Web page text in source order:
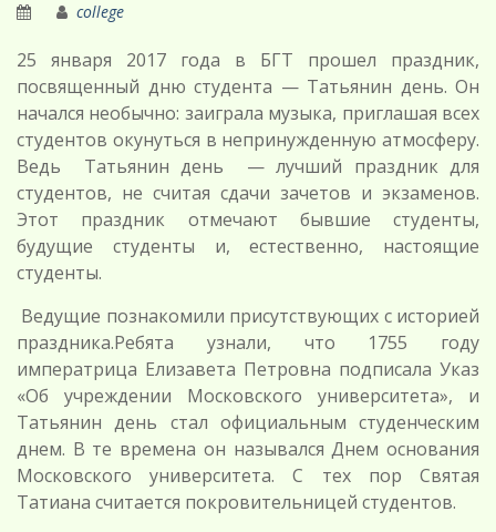
college
25 января 2017 года в БГТ прошел праздник,
посвященный дню студента — Татьянин день. Он
начался необычно: заиграла музыка, приглашая всех
студентов окунуться в непринужденную атмосферу.
Ведь Татьянин день — лучший праздник для
студентов, не считая сдачи зачетов и экзаменов.
Этот праздник отмечают бывшие студенты,
будущие студенты и, естественно, настоящие
студенты.
Ведущие познакомили присутствующих с историей
праздника.Ребята узнали, что 1755 году
императрица Елизавета Петровна подписала Указ
«Об учреждении Московского университета», и
Татьянин день стал официальным студенческим
днем. В те времена он назывался Днем основания
Московского университета. С тех пор Святая
Татиана считается покровительницей студентов.